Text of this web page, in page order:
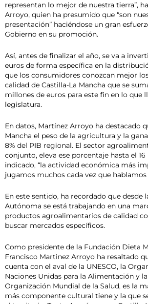
representan lo mejor de nuestra tierra”,
Arroyo, quien ha presumido que “son
presentación” haciéndose un gran
Gobierno en su promoción.
Así, antes de finalizar el año, se va a
euros de forma específica en la
que los consumidores conozcan mejor
calidad de Castilla-La Mancha que se
millones de euros para este fin en lo que
legislatura.
En datos, Martínez Arroyo ha destacado
Mancha el peso de la agricultura y la
8% del PIB regional. El sector
conjunto, eleva ese porcentaje hasta el 16
indicado, “la actividad económica más
jugamos muchos cada vez que hablamos
En este sentido, ha recordado que desde
Autónoma se está trabajando en una
productos agroalimentarios de calidad
buscar mercados específicos.
Como presidente de la Fundación Dieta
Francisco Martinez Arroyo ha resaltado
cuenta con el aval de la UNESCO, la
Naciones Unidas para la Alimentación y
Organización Mundial de la Salud, es la
más componente cultural tiene y la que